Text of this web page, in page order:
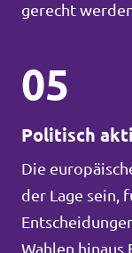
gerecht
05
Politisch
Die
der Lage sein,
Wahlen hinaus